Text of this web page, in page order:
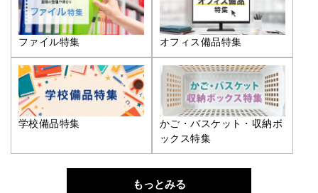
ファイル特集 オフィス備品特集
学校備品特集
かご・バスケット・収納ボ
ックス特集
もっとみる